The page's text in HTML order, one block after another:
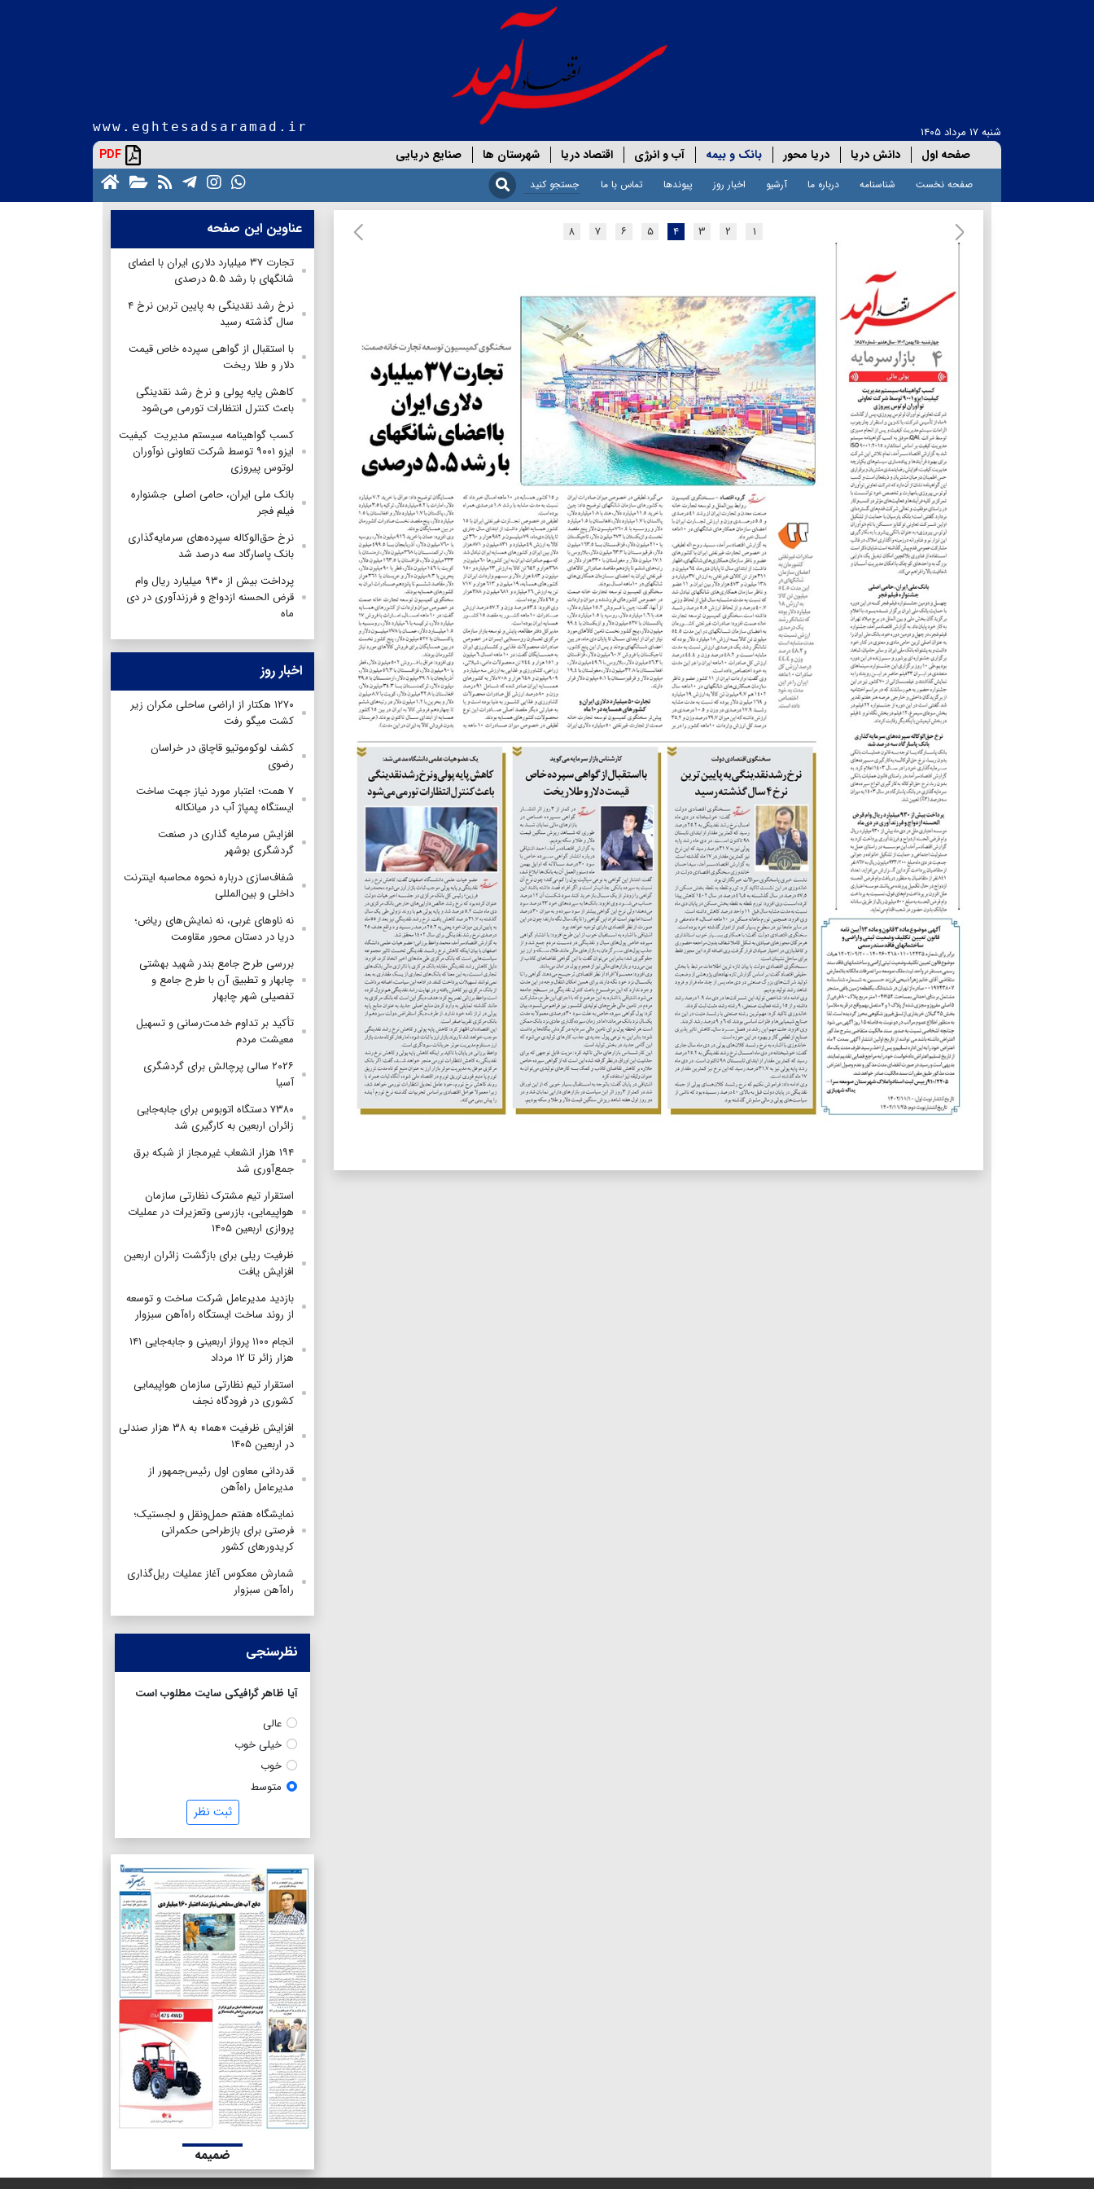
شنبه ۱۷ مرداد ۱۴۰۵ www.eghtesadsaramad.ir
صفحه اول دانش دریا دریا محور بانک و بیمه آب و انرژی اقتصاد دریا شهرستان ها صنایع دریایی PDF
صفحه نخست شناسنامه درباره ما آرشیو اخبار روز پیوندها تماس با ما
۱ ۲ ۳ ۴ ۵ ۶ ۷ ۸ عناوین این صفحه
تجارت ۳۷ میلیارد دلاری ایران با اعضای
شانگهای با رشد ۵.۵ درصدی
نرخ رشد نقدینگی به پایین ترین نرخ ۴
سال گذشته رسید
با استقبال از گواهی سپرده خاص قیمت
دلار و طلا ریخت
کاهش پایه پولی و نرخ رشد نقدینگی
باعث کنترل انتظارات تورمی می‌شود
کسب گواهینامه سیستم مدیریت کیفیت
ایزو ۹۰۰۱ توسط شرکت تعاونی نوآوران
لوتوس پیروزی
بانک ملی ایران، حامی اصلی جشنواره
فیلم فجر
نرخ حق‌الوکاله سپرده‌های سرمایه‌گذاری
بانک پاسارگاد سه درصد شد
پرداخت بیش از ۹۳۰ میلیارد ریال وام
قرض الحسنه ازدواج و فرزندآوری در دی
ماه
اخبار روز
۱۲۷۰ هکتار از اراضی ساحلی مکران زیر
کشت میگو رفت
کشف لوکوموتیو قاچاق در خراسان
رضوی
۷ همت؛ اعتبار مورد نیاز جهت ساخت
ایستگاه پمپاژ آب در میانکاله
افزایش سرمایه گذاری در صنعت
گردشگری بوشهر
شفاف‌سازی درباره نحوه محاسبه اینترنت
داخلی و بین‌المللی
نه ناوهای غربی، نه نمایش‌های ریاض؛
دریا در دستان محور مقاومت
بررسی طرح جامع بندر شهید بهشتی
چابهار و تطبیق آن با طرح جامع و
تفصیلی شهر چابهار
تأکید بر تداوم خدمت‌رسانی و تسهیل
معیشت مردم
۲۰۲۶ سالی پرچالش برای گردشگری
آسیا
۷۳۸۰ دستگاه اتوبوس برای جابه‌جایی
زائران اربعین به‌ کارگیری شد
۱۹۴ هزار انشعاب غیرمجاز از شبکه برق
جمع‌آوری شد
استقرار تیم مشترک نظارتی سازمان
هواپیمایی، بازرسی وتعزیرات در عملیات
پروازی اربعین ۱۴۰۵
ظرفیت ریلی برای بازگشت زائران اربعین
افزایش یافت
بازدید مدیرعامل شرکت ساخت و توسعه
از روند ساخت ایستگاه راه‌آهن سبزوار
انجام ۱۱۰۰ پرواز اربعینی و جابه‌جایی ۱۴۱
هزار زائر تا ۱۲ مرداد
استقرار تیم‌ نظارتی سازمان هواپیمایی
کشوری در فرودگاه نجف
افزایش ظرفیت «هما» به ۳۸ هزار صندلی
در اربعین ۱۴۰۵
قدردانی معاون اول رئیس‌جمهور از
مدیرعامل راه‌آهن
نمایشگاه هفتم حمل‌ونقل و لجستیک؛
فرصتی برای بازطراحی حکمرانی
کریدورهای کشور
شمارش معکوس آغاز عملیات ریل‌گذاری
راه‌آهن سبزوار
نظرسنجی
آیا ظاهر گرافیکی سایت مطلوب است
عالی
خیلی خوب
خوب
متوسط
ثبت نظر
ضمیمه